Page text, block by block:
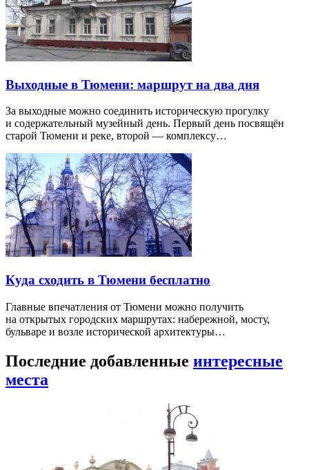
Выходные в Тюмени: маршрут на два дня
За выходные можно соединить историческую прогулку
и содержательный музейный день. Первый день посвящён
старой Тюмени и реке, второй — комплексу…
Куда сходить в Тюмени бесплатно
Главные впечатления от Тюмени можно получить
на открытых городских маршрутах: набережной, мосту,
бульваре и возле исторической архитектуры…
Последние добавленные интересные
места